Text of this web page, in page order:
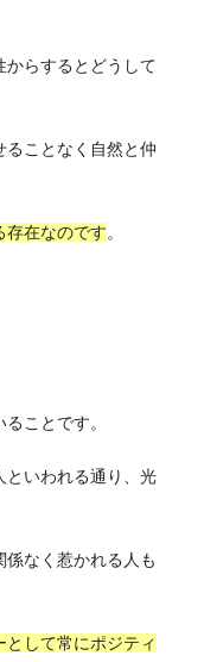
からするとどうして
ることなく自然と仲
存在なのです。
ことです。
といわれる通り、光
係なく惹かれる人も
として常にポジティ